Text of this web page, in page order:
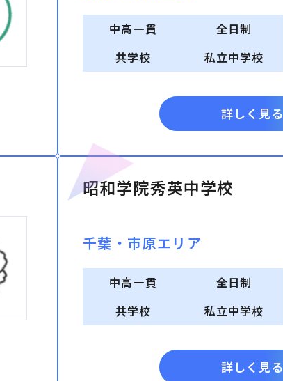
中高一貫
全日制
共学校
私立中学校
詳しく見る
昭和学院秀英中学校
千葉・市原エリア
中高一貫
全日制
共学校
私立中学校
詳しく見る